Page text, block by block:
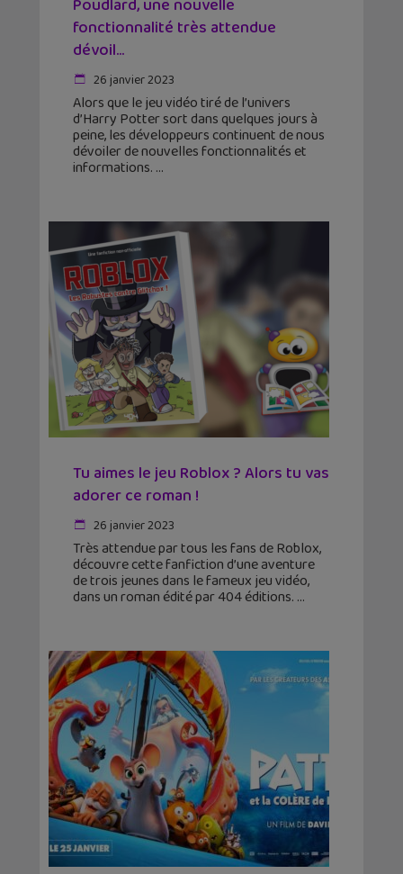
Poudlard, une nouvelle
fonctionnalité très attendue
dévoil...
26 janvier 2023
Alors que le jeu vidéo tiré de l’univers
d’Harry Potter sort dans quelques jours à
peine, les développeurs continuent de nous
dévoiler de nouvelles fonctionnalités et
informations.
Tu aimes le jeu Roblox ? Alors tu vas
adorer ce roman !
26 janvier 2023
Très attendue par tous les fans de Roblox,
découvre cette fanfiction d’une aventure
de trois jeunes dans le fameux jeu vidéo,
dans un roman édité par 404 éditions.